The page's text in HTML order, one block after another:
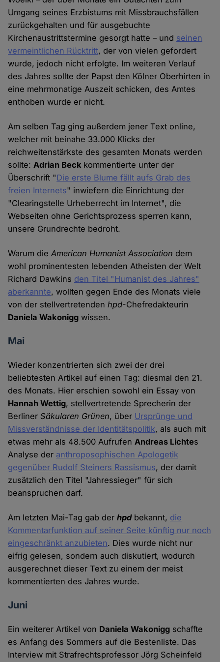
Umgang seines Erzbistums mit Missbrauchsfällen
zurückgehalten und für ausgebuchte
Kirchenaustrittstermine gesorgt hatte – und seinen
vermeintlichen Rücktritt, der von vielen gefordert
wurde, jedoch nicht erfolgte. Im weiteren Verlauf
des Jahres sollte der Papst den Kölner Oberhirten in
eine mehrmonatige Auszeit schicken, des Amtes
enthoben wurde er nicht.
Am selben Tag ging außerdem jener Text online,
welcher mit beinahe 33.000 Klicks der
reichweitenstärkste des gesamten Monats werden
sollte:Adrian Beck kommentierte unter der
Überschrift "Die erste Blume fällt aufs Grab des
freien Internets" inwiefern die Einrichtung der
"Clearingstelle Urheberrecht im Internet", die
Webseiten ohne Gerichtsprozess sperren kann,
unsere Grundrechte bedroht.
Warum dieAmerican Humanist Association dem
wohl prominentesten lebenden Atheisten der Welt
Richard Dawkins den Titel "Humanist des Jahres"
aberkannte, wollten gegen Ende des Monats viele
von der stellvertretendenhpd-Chefredakteurin
Daniela Wakonigg wissen.
Mai
Wieder konzentrierten sich zwei der drei
beliebtesten Artikel auf einen Tag: diesmal den 21.
des Monats. Hier erschien sowohl ein Essay von
Hannah Wettig, stellvertretende Sprecherin der
BerlinerSäkularen Grünen, über Ursprünge und
Missverständnisse der Identitätspolitik, als auch mit
etwas mehr als 48.500 AufrufenAndreas Lichtes
Analyse der anthroposophischen Apologetik
gegenüber Rudolf Steiners Rassismus, der damit
zusätzlich den Titel "Jahressieger" für sich
beanspruchen darf.
Am letzten Mai-Tag gab derhpd bekannt, die
Kommentarfunktion auf seiner Seite künftig nur noch
eingeschränkt anzubieten. Dies wurde nicht nur
eifrig gelesen, sondern auch diskutiert, wodurch
ausgerechnet dieser Text zu einem der meist
kommentierten des Jahres wurde.
Juni
Ein weiterer Artikel von Daniela Wakonigg schaffte
es Anfang des Sommers auf die Bestenliste. Das
Interview mit Strafrechtsprofessor Jörg Scheinfeld